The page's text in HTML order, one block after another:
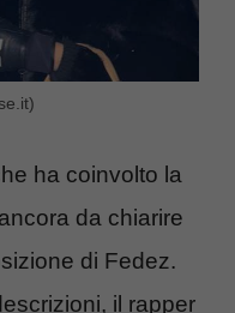
ha coinvolto la
da chiarire
di Fedez.
il rapper